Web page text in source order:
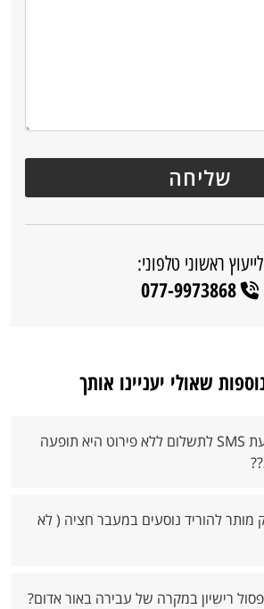
לייעוץ ראשוני טלפוני:
077-9973868
שאולי יעניינו אותך
האם קבלת הודעת SMS לתשלום ללא פירוט היא תופעה
מותר להוריד נוסעים במעבר חציה ( לא
רישיון במקרה של עבירה באור אדום?